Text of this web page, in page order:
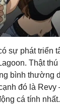
sự phát triển
Thật
bình thường
đó là
cá tính